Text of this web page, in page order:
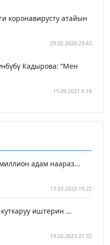
коронавирусту атайын
29.02.2020 23:43
Кадырова: “Мен
15.09.2021 6:18
адам наараз...
13.03.2023 19:22
иштерин ...
19.02.2023 21:32